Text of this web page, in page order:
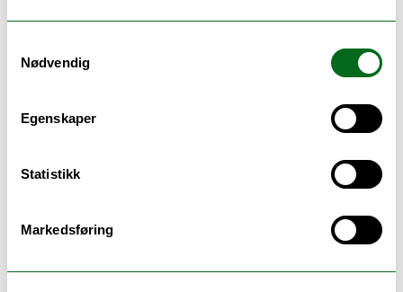
Nødvendig
Egenskaper
Statistikk
Markedsføring
Seks gode grunner til å velge UiT
studentmiljø, kort vei til storslått natur og